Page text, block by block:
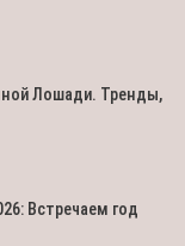
Лошади. Тренды,
Встречаем год